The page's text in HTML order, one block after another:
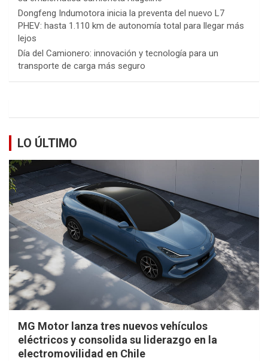
Dongfeng Indumotora inicia la preventa del nuevo L7
PHEV: hasta 1.110 km de autonomía total para llegar más
lejos
Día del Camionero: innovación y tecnología para un
transporte de carga más seguro
LO ÚLTIMO
MG Motor lanza tres nuevos vehículos
eléctricos y consolida su liderazgo en la
electromovilidad en Chile